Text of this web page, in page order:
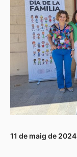
11 de maig de 2024